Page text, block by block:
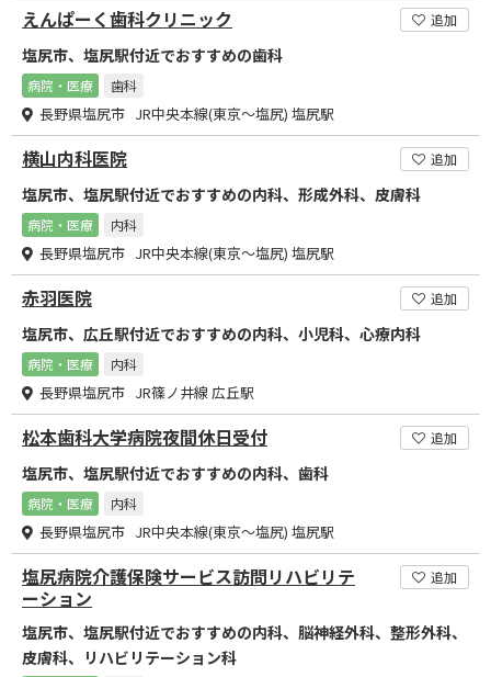
えんぱーく歯科クリニック 追加
塩尻市、塩尻駅付近でおすすめの歯科
病院・医療 歯科
長野県塩尻市 JR中央本線(東京～塩尻) 塩尻駅
横山内科医院 追加
塩尻市、塩尻駅付近でおすすめの内科、形成外科、皮膚科
病院・医療 内科
長野県塩尻市 JR中央本線(東京～塩尻) 塩尻駅
赤羽医院 追加
塩尻市、広丘駅付近でおすすめの内科、小児科、心療内科
病院・医療 内科
長野県塩尻市 JR篠ノ井線 広丘駅
松本歯科大学病院夜間休日受付 追加
塩尻市、塩尻駅付近でおすすめの内科、歯科
病院・医療 内科
長野県塩尻市 JR中央本線(東京～塩尻) 塩尻駅
塩尻病院介護保険サービス訪問リハビリテ
ーション
追加
塩尻市、塩尻駅付近でおすすめの内科、脳神経外科、整形外科、
皮膚科、リハビリテーション科